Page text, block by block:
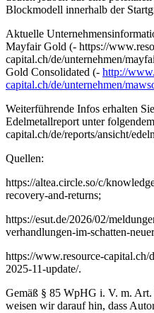
Blockmodell innerhalb der
Aktuelle
Mayfair Gold (- https://
capital.ch/de/unternehmen/
Gold Consolidated (- http://
capital.ch/de/unternehmen/
Weiterführende Infos erhalten
Edelmetallreport unter
capital.ch/de/reports/ansicht/
Quellen:
https://altea.circle.so/c/
recovery-and-returns;
https://esut.de/2026/02/
verhandlungen-im-schatten-
https://www.resource-capital.ch/
2025-11-update/.
Gemäß § 85 WpHG i. V. m.
weisen wir darauf hin, dass